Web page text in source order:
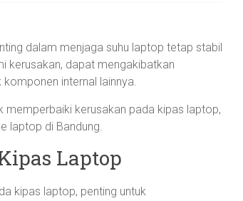
dalam menjaga suhu laptop tetap stabil
kerusakan, dapat mengakibatkan
internal lainnya.
memperbaiki kerusakan pada kipas laptop,
laptop di Bandung.
Laptop
kipas laptop, penting untuk